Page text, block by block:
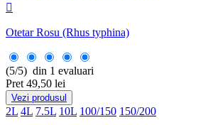

Otetar Rosu (Rhus typhina)
(5/5) din 1 evaluari
Pret 49,50 lei
Vezi produsul
2L 4L 7.5L 10L 100/150 150/200